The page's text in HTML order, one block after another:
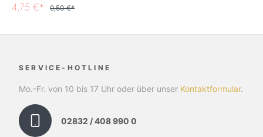
4,75 €* 9,50 €*
SERVICE-HOTLINE
Mo.-Fr. von 10 bis 17 Uhr oder über unser Kontaktformular.
02832 / 408 990 0